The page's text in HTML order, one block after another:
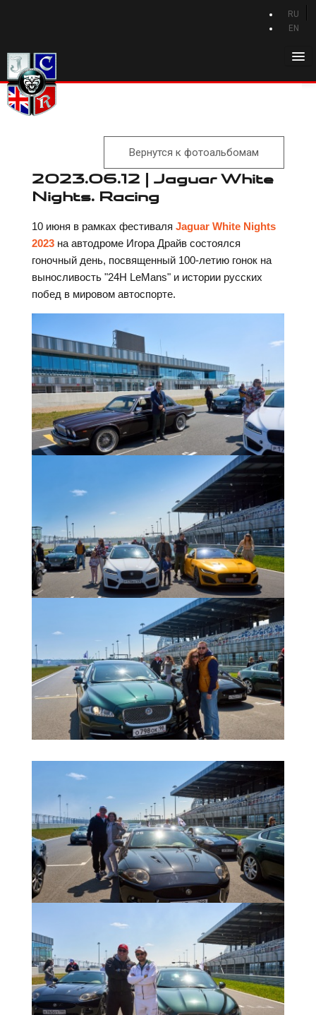
RU
EN
Главная
Новости Jaguar
Клуб
Форум
Контакты
Вернутся к фотоальбомам
2023.06.12 | Jaguar White
Nights. Racing
10 июня в рамках фестиваля Jaguar White Nights
2023 на автодроме Игора Драйв состоялся
гоночный день, посвященный 100-летию гонок на
выносливость "24H LeMans" и истории русских
побед в мировом автоспорте.